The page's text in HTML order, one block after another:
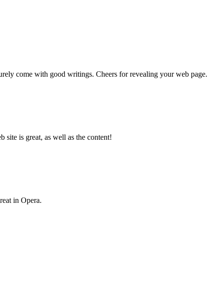
come with good writings. Cheers for revealing your web page.
is great, as well as the content!
in Opera.